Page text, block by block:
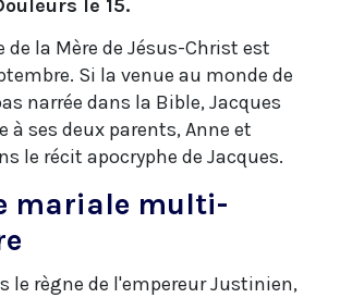
le 15.
de la Mère de Jésus-Christ est
Si la venue au monde de
narrée dans la Bible, Jacques
à ses deux parents, Anne et
le récit apocryphe de Jacques.
mariale multi-
le règne de l'empereur Justinien,